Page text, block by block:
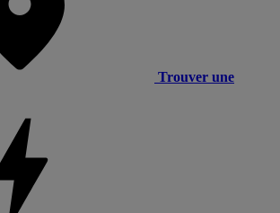
Trouver une